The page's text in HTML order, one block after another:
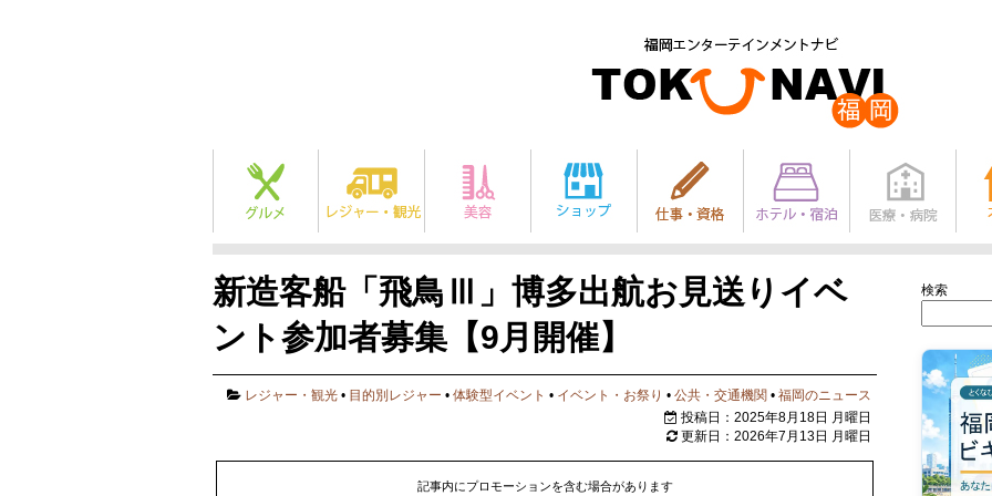
新造客船「飛鳥Ⅲ」博多出航お見送りイベ
ント参加者募集【9月開催】
レジャー・観光 • 目的別レジャー • 体験型イベント • イベント・お祭り • 公共・交通機関 • 福岡のニュース
投稿日：2025年8月18日 月曜日
更新日：2026年7月13日 月曜日
記事内にプロモーションを含む場合があります
検索